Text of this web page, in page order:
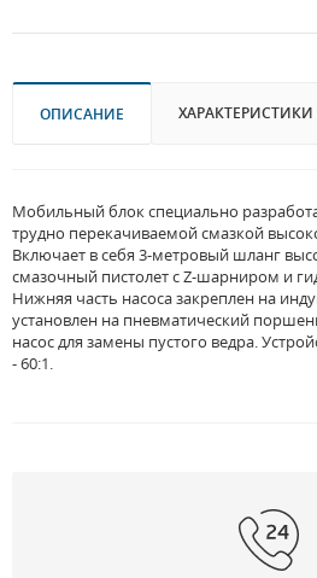
ОПИСАНИЕ ХАРАКТЕРИСТИКИ
Мобильный блок специально
трудно перекачиваемой смазкой
Включает в себя 3-метровый шланг
смазочный пистолет с Z-шарниром и
Нижняя часть насоса закреплен на
установлен на пневматический
насос для замены пустого ведра.
- 60:1.